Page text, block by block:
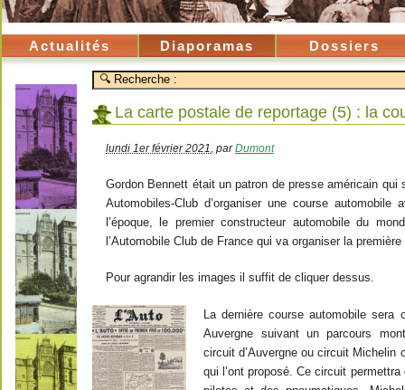
Actualités Diaporamas Dossiers
La carte postale de reportage (5) : la
lundi 1er février 2021 parDumont
Gordon Bennett était un patron de presse américain
Automobiles-Club d’organiser une course
l’époque, le premier constructeur automobile du
l’Automobile Club de France qui va organiser la
Pour agrandir les images il suffit de cliquer dessus.
La dernière course automobile sera
Auvergne suivant un parcours
circuit d’Auvergne ou circuit Michelin
qui l’ont proposé. Ce circuit